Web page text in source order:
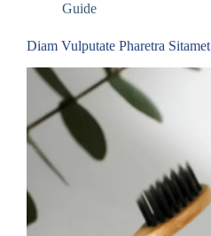
Guide
Diam Vulputate Pharetra Sitamet